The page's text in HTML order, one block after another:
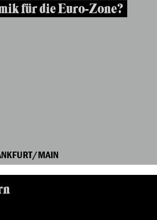
für die Euro-Zone?
MAIN